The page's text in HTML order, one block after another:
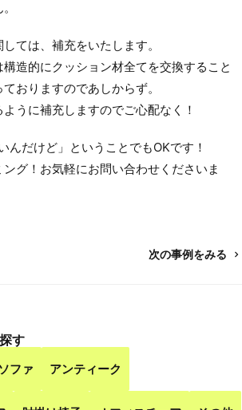
ては、補充をいたします。
造的にクッション材全てを交換すること
おりますのであしからず。
うに補充しますのでご心配なく！
んだけど」ということでもOKです！
グ！お気軽にお問い合わせくださいま
次の事例をみる
す
ソファ アンティーク